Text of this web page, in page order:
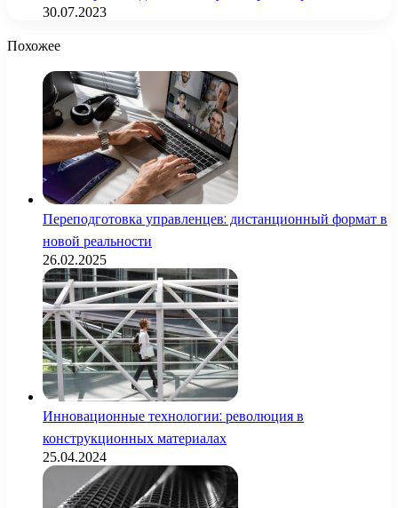
30.07.2023
Похожее
Переподготовка управленцев: дистанционный формат в
новой реальности
26.02.2025
Инновационные технологии: революция в
конструкционных материалах
25.04.2024